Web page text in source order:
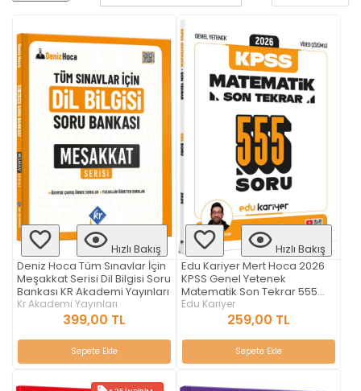
Hızlı Bakış
Deniz Hoca Tüm Sınavlar İçin
Meşakkat Serisi Dil Bilgisi Soru
Bankası KR Akademi Yayınları
Kr Akademi Yayınları
399,00 TL
Sepete Ekle
Hızlı Bakış
Edu Kariyer Mert Hoca 2026
KPSS Genel Yetenek
Matematik Son Tekrar 555
Soru
Edu Kariyer
259,00 TL
Sepete Ekle